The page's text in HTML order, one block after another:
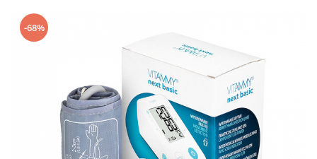
Termometre
Termometre non-contact
Pulsoximetre
Pulsoximetre de deget
Pulsoximetre profesionale
-68%